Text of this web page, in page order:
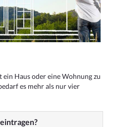
Haus oder eine Wohnung zu
es mehr als nur vier